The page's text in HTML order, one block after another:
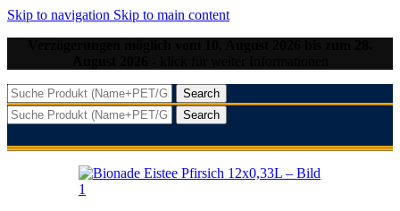
Skip to navigation Skip to main content
Search
Search